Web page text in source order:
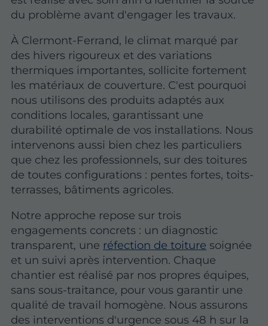
du problème avant d'engager les travaux.
À Clermont-Ferrand, le climat marqué par
des hivers rigoureux et des variations
thermiques importantes, sollicite fortement
les matériaux de couverture. C'est pourquoi
nous utilisons des produits adaptés aux
conditions locales, garantissant une
durabilité optimale de vos installations. Nous
intervenons aussi bien chez les particuliers
que chez les professionnels, sur des toitures
de toutes configurations : pentes fortes, toits-
terrasses, bâtiments agricoles.
Notre approche repose sur trois
engagements concrets : un diagnostic
transparent, une réfection de toiture soignée
et un suivi après intervention. Chaque
chantier est réalisé par nos propres équipes,
sans sous-traitance, pour vous garantir une
qualité de travail homogène. Nous assurons
des interventions d'urgence sous 48 h sur la